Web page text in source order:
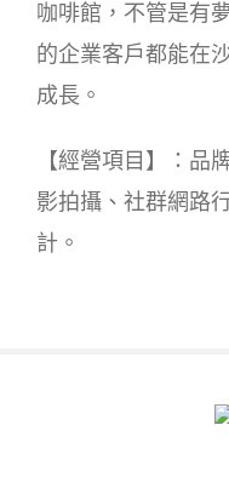
咖啡館，不管是有
的企業客戶都能在
成長。
【經營項目】：品
影拍攝、社群網路
計。